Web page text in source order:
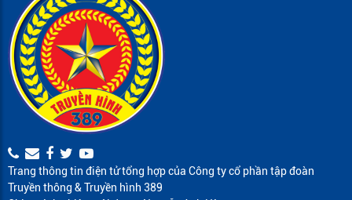
Trang thông tin điện tử tổng hợp của Công ty cổ phần tập đoàn
Truyền thông & Truyền hình 389